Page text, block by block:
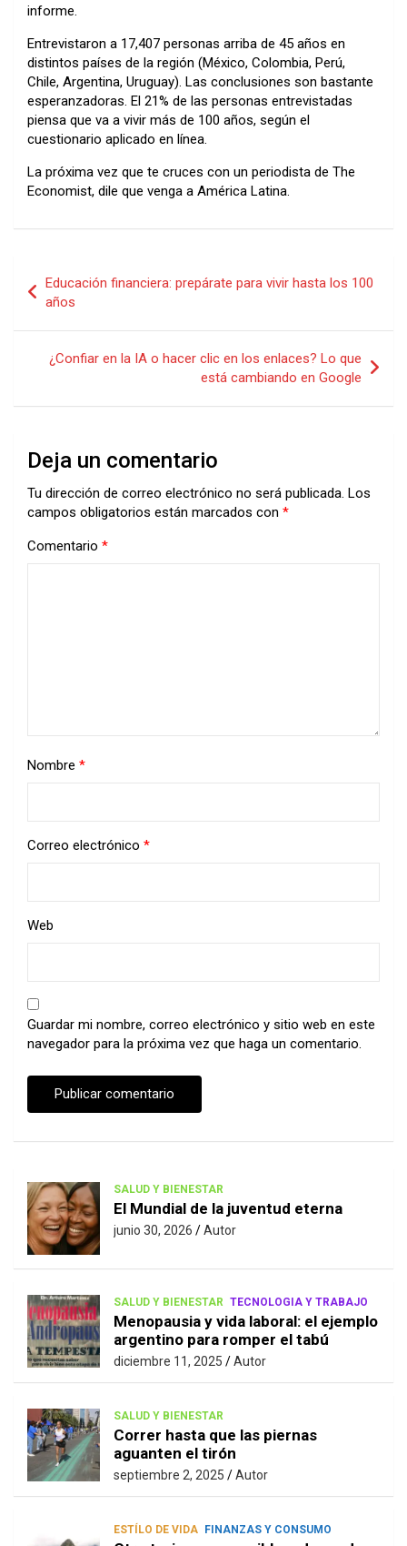
informe.
Entrevistaron a 17,407 personas arriba de 45 años en
distintos países de la región (México, Colombia, Perú,
Chile, Argentina, Uruguay). Las conclusiones son bastante
esperanzadoras. El 21% de las personas entrevistadas
piensa que va a vivir más de 100 años, según el
cuestionario aplicado en línea.
La próxima vez que te cruces con un periodista de The
Economist, dile que venga a América Latina.
de
entradas
Educación financiera: prepárate para vivir hasta los 100
años
¿Confiar en la IA o hacer clic en los enlaces? Lo que
está cambiando en Google
Deja un comentario
Tu dirección de correo electrónico no será publicada. Los
campos obligatorios están marcados con *
Comentario *
Nombre *
Correo electrónico *
Web
Guardar mi nombre, correo electrónico y sitio web en este
navegador para la próxima vez que haga un comentario.
SALUD Y BIENESTAR
El Mundial de la juventud eterna
junio 30, 2026 Autor
SALUD Y BIENESTAR TECNOLOGIA Y TRABAJO
Menopausia y vida laboral: el ejemplo
argentino para romper el tabú
diciembre 11, 2025 Autor
SALUD Y BIENESTAR
Correr hasta que las piernas
aguanten el tirón
septiembre 2, 2025 Autor
ESTÍLO DE VIDA FINANZAS Y CONSUMO